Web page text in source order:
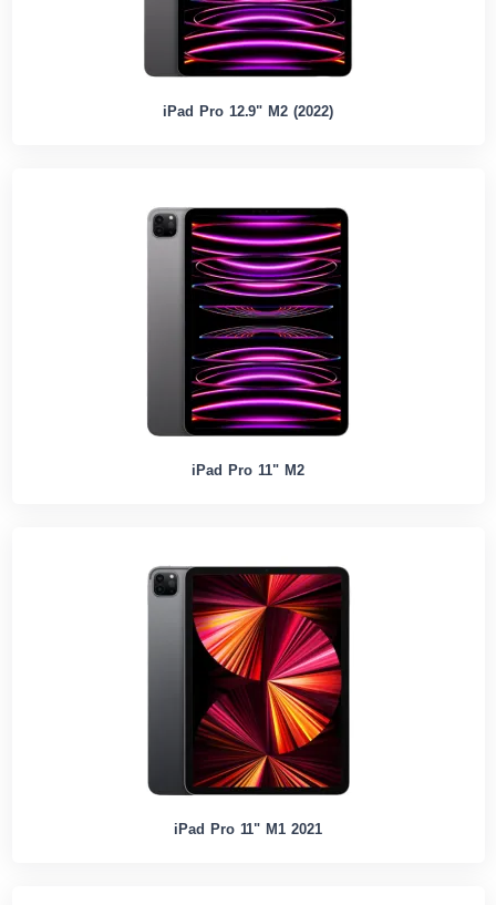
iPad Pro 12.9" M2 (2022)
iPad Pro 11" M2
iPad Pro 11" M1 2021